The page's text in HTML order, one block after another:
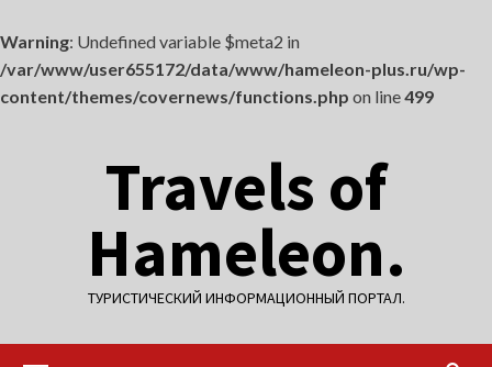
Warning: Undefined variable $meta2 in
/var/www/user655172/data/www/hameleon-plus.ru/wp-
content/themes/covernews/functions.php on line499
Travels of
Hameleon.
ТУРИСТИЧЕСКИЙ ИНФОРМАЦИОННЫЙ ПОРТАЛ.